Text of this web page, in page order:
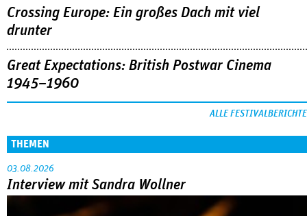
Crossing Europe: Ein großes Dach mit viel
drunter
Great Expectations: British Postwar Cinema
1945–1960
ALLE FESTIVALBERICHTE
THEMEN
03.08.2026
Interview mit Sandra Wollner